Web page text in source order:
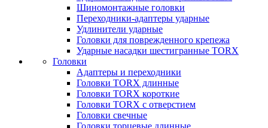
Шиномонтажные головки
Переходники-адаптеры ударные
Удлинители ударные
Головки для поврежденного крепежа
Ударные насадки шестигранные TORX
Головки
Адаптеры и переходники
Головки TORX длинные
Головки TORX короткие
Головки TORX с отверстием
Головки свечные
Головки торцевые длинные